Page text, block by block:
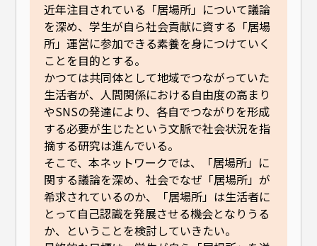
近年注目されている「居場所」について議論
を深め、学生が自ら社会貢献に資する「居場
所」運営に参加できる素養を身につけていく
ことを目的とする。
かつては共同体として地域でつながっていた
生活者が、人間関係における自由度の高まり
やSNSの発達により、各自でつながりを形成
する必要が生じたという文脈で社会状況を指
摘する研究は進んでいる。
そこで、本ネットワークでは、「居場所」に
関する議論を深め、社会でなぜ「居場所」が
希求されているのか、「居場所」は生活者に
とって自己認識を発展させる機会となりうる
か、ということを検討していきたい。